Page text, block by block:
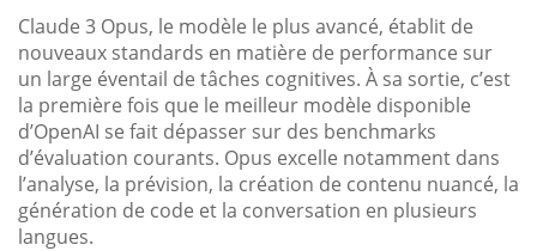
Claude 3 Opus, le modèle le plus avancé, établit de
nouveaux standards en matière de performance sur
un large éventail de tâches cognitives. À sa sortie, c’est
la première fois que le meilleur modèle disponible
d’OpenAI se fait dépasser sur des benchmarks
d’évaluation courants. Opus excelle notamment dans
l’analyse, la prévision, la création de contenu nuancé, la
génération de code et la conversation en plusieurs
langues.